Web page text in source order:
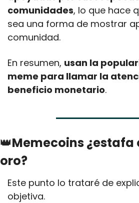
comunidades, lo que hace
sea una forma de mostrar
comunidad.
En resumen, usan la
meme para llamar la
beneficio monetario.
👑Memecoins ¿estafa
oro?
Este punto lo trataré de
objetiva.